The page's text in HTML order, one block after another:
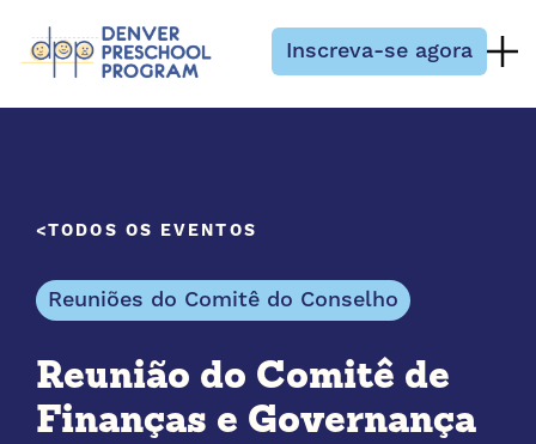
Inscreva-se agora
TODOS OS EVENTOS
Reuniões do Comitê do Conselho
Reunião do Comitê de
Finanças e Governança